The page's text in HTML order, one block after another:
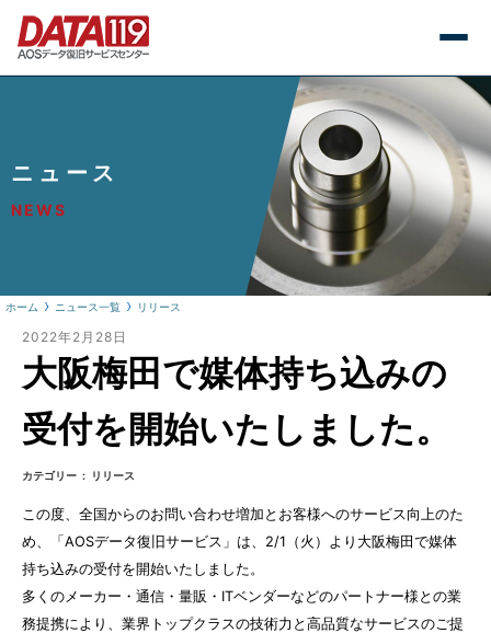
ニュース
NEWS
ホーム ニュース一覧 リリース
2022年2月28日
大阪梅田で媒体持ち込みの
受付を開始いたしました。
カテゴリー リリース
この度、全国からのお問い合わせ増加とお客様へのサービス向上のた
め、「AOSデータ復旧サービス」は、2/1（火）より大阪梅田で媒体
持ち込みの受付を開始いたしました。
多くのメーカー・通信・量販・ITベンダーなどのパートナー様との業
務提携により、業界トップクラスの技術力と高品質なサービスのご提